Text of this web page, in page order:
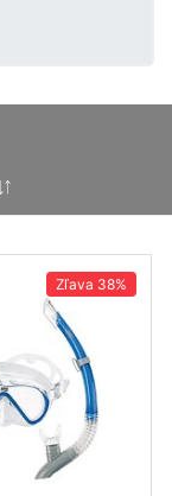
Zľava 38%